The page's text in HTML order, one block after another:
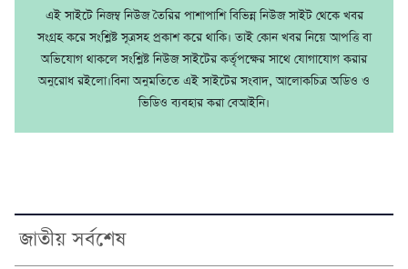
এই সাইটে নিজম্ব নিউজ তৈরির পাশাপাশি বিভিন্ন নিউজ সাইট থেকে খবর
সংগ্রহ করে সংশ্লিষ্ট সূত্রসহ প্রকাশ করে থাকি। তাই কোন খবর নিয়ে আপত্তি বা
অভিযোগ থাকলে সংশ্লিষ্ট নিউজ সাইটের কর্তৃপক্ষের সাথে যোগাযোগ করার
অনুরোধ রইলো।বিনা অনুমতিতে এই সাইটের সংবাদ, আলোকচিত্র অডিও ও
ভিডিও ব্যবহার করা বেআইনি।
জাতীয় সর্বশেষ